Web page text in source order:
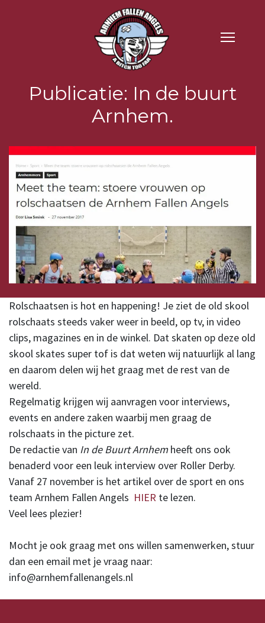
Publicatie: In de buurt
Arnhem.
Rolschaatsen is ​hot en happening! Je ziet de old skool
rolschaats steeds vaker weer in beeld, op tv, in video
clips, magazines en in de winkel. Dat skaten op deze old
skool skates super tof is dat weten wij natuurlijk al lang
en daarom delen wij het graag met de rest van de
wereld.
Regelmatig krijgen wij aanvragen voor interviews,
events en andere zaken waarbij men graag de
rolschaats in the picture zet.
De redactie van In de Buurt Arnhem heeft ons ook
benaderd voor een leuk interview over Roller Derby.
Vanaf 27 november is het artikel over de sport en ons
team Arnhem Fallen Angels HIER te lezen.
Veel lees plezier!
​Mocht je ook graag met ons willen samenwerken, stuur
dan een email met je vraag naar:
info@arnhemfallenangels.nl